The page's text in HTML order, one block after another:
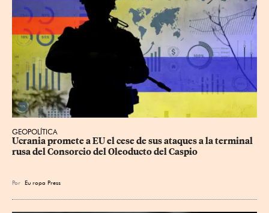
GEOPOLÍTICA
Ucrania promete a EU el cese de sus ataques a la terminal
rusa del Consorcio del Oleoducto del Caspio
Por Eu ropa Press